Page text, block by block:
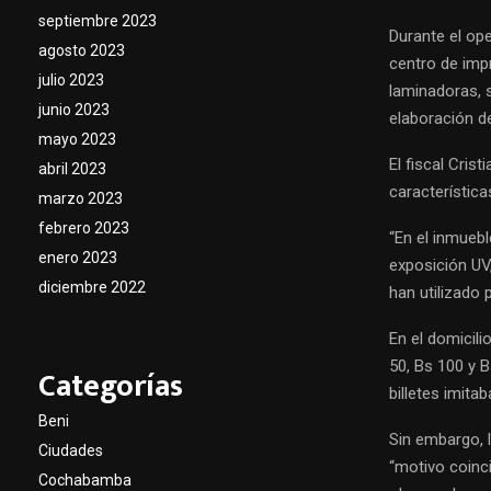
Durante el
centro de
laminadoras,
elaboración
El fiscal
“En el
exposición
han utilizado
En el
50, Bs 100 y
billetes
Sin
“motivo
septiembre 2023
agosto 2023
julio 2023
junio 2023
mayo 2023
abril 2023
marzo 2023
febrero 2023
enero 2023
diciembre 2022
Categorías
Beni
Ciudades
Cochabamba